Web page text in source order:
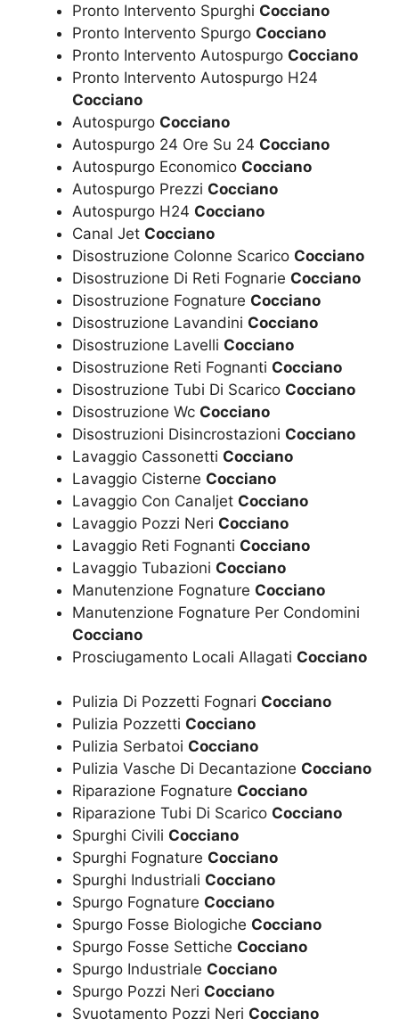
Pronto Intervento Spurghi Cocciano
Pronto Intervento Spurgo Cocciano
Pronto Intervento Autospurgo Cocciano
Pronto Intervento Autospurgo H24
Cocciano
Autospurgo Cocciano
Autospurgo 24 Ore Su 24 Cocciano
Autospurgo Economico Cocciano
Autospurgo Prezzi Cocciano
Autospurgo H24 Cocciano
Canal Jet Cocciano
Disostruzione Colonne Scarico Cocciano
Disostruzione Di Reti Fognarie Cocciano
Disostruzione Fognature Cocciano
Disostruzione Lavandini Cocciano
Disostruzione Lavelli Cocciano
Disostruzione Reti Fognanti Cocciano
Disostruzione Tubi Di Scarico Cocciano
Disostruzione Wc Cocciano
Disostruzioni Disincrostazioni Cocciano
Lavaggio Cassonetti Cocciano
Lavaggio Cisterne Cocciano
Lavaggio Con Canaljet Cocciano
Lavaggio Pozzi Neri Cocciano
Lavaggio Reti Fognanti Cocciano
Lavaggio Tubazioni Cocciano
Manutenzione Fognature Cocciano
Manutenzione Fognature Per Condomini
Cocciano
Prosciugamento Locali Allagati Cocciano
Pulizia Di Pozzetti Fognari Cocciano
Pulizia Pozzetti Cocciano
Pulizia Serbatoi Cocciano
Pulizia Vasche Di Decantazione Cocciano
Riparazione Fognature Cocciano
Riparazione Tubi Di Scarico Cocciano
Spurghi Civili Cocciano
Spurghi Fognature Cocciano
Spurghi Industriali Cocciano
Spurgo Fognature Cocciano
Spurgo Fosse Biologiche Cocciano
Spurgo Fosse Settiche Cocciano
Spurgo Industriale Cocciano
Spurgo Pozzi Neri Cocciano
Svuotamento Pozzi Neri Cocciano